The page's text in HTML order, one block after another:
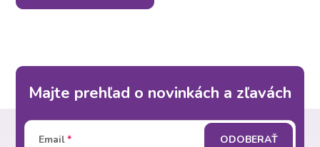
Majte prehľad o novinkách a zľavách
Email ODOBERAŤ